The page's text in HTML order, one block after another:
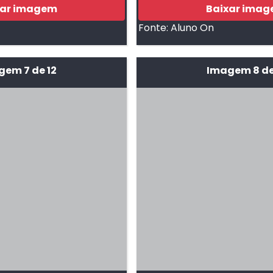
imagem
Baixar
Fonte:Aluno On
7 de 12 Imagem 8